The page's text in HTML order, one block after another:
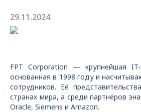
29.11.2024
FPT Corporation — крупнейшая IT-
основанная в 1998 году и
сотрудников. Её
странах мира, а среди партнёров
Oracle, Siemens и Amazon.